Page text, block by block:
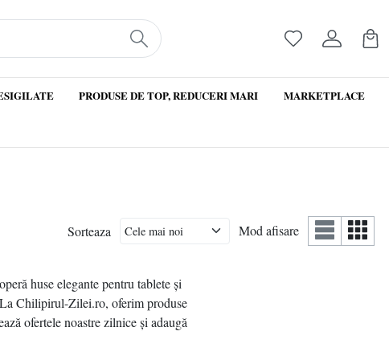
PRODUSE DE TOP, REDUCERI MARI MARKETPLACE
Sorteaza Mod afisare
huse elegante pentru tablete și
Chilipirul-Zilei.ro, oferim produse
ofertele noastre zilnice și adaugă